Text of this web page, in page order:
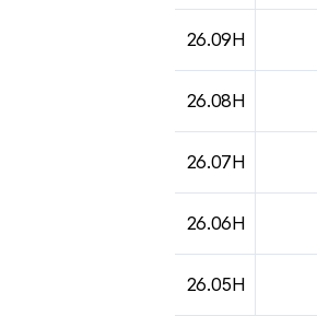
26.09H
26.08H
26.07H
26.06H
26.05H